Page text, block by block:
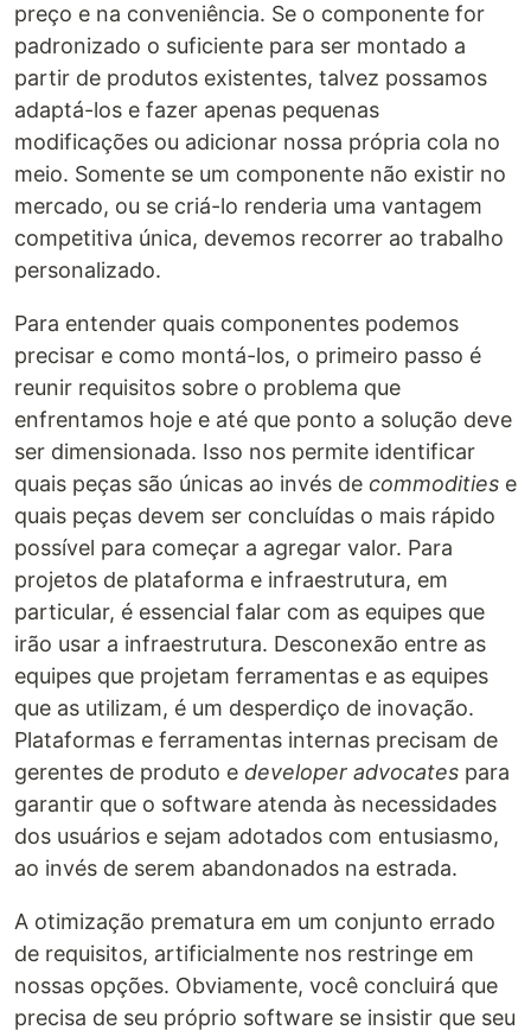
preço e na conveniência. Se o componente for
padronizado o suficiente para ser montado a
partir de produtos existentes, talvez possamos
adaptá-los e fazer apenas pequenas
modificações ou adicionar nossa própria cola no
meio. Somente se um componente não existir no
mercado, ou se criá-lo renderia uma vantagem
competitiva única, devemos recorrer ao trabalho
personalizado.
Para entender quais componentes podemos
precisar e como montá-los, o primeiro passo é
reunir requisitos sobre o problema que
enfrentamos hoje e até que ponto a solução deve
ser dimensionada. Isso nos permite identificar
quais peças são únicas ao invés de commodities e
quais peças devem ser concluídas o mais rápido
possível para começar a agregar valor. Para
projetos de plataforma e infraestrutura, em
particular, é essencial falar com as equipes que
irão usar a infraestrutura. Desconexão entre as
equipes que projetam ferramentas e as equipes
que as utilizam, é um desperdiço de inovação.
Plataformas e ferramentas internas precisam de
gerentes de produto e developer advocates para
garantir que o software atenda às necessidades
dos usuários e sejam adotados com entusiasmo,
ao invés de serem abandonados na estrada.
A otimização prematura em um conjunto errado
de requisitos, artificialmente nos restringe em
nossas opções. Obviamente, você concluirá que
precisa de seu próprio software se insistir que seu